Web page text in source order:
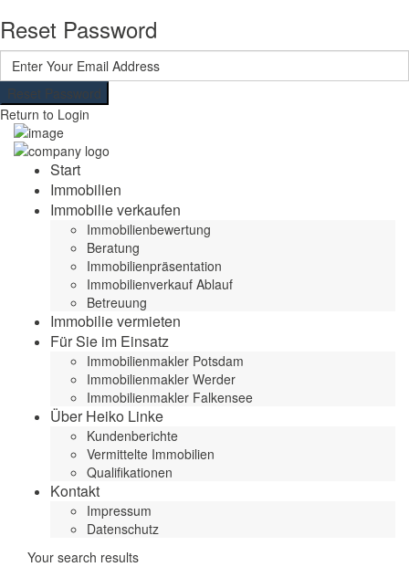
Reset Password
Reset Password
Return to Login
Start
Immobilien
Immobilie verkaufen
Immobilienbewertung
Beratung
Immobilienpräsentation
Immobilienverkauf Ablauf
Betreuung
Immobilie vermieten
Für Sie im Einsatz
Immobilienmakler Potsdam
Immobilienmakler Werder
Immobilienmakler Falkensee
Über Heiko Linke
Kundenberichte
Vermittelte Immobilien
Qualifikationen
Kontakt
Impressum
Datenschutz
Your search results